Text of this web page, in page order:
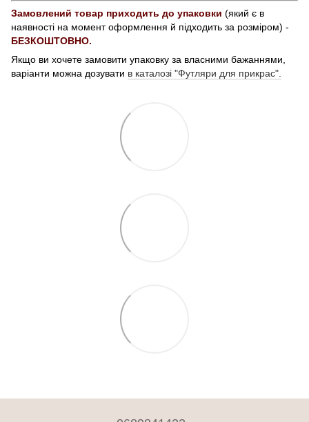
Замовлений товар приходить до упаковки (який є в
наявності на момент оформлення й підходить за розміром) -
БЕЗКОШТОВНО.
Якщо ви хочете замовити упаковку за власними бажаннями,
варіанти можна дозувати в каталозі "Футляри для прикрас".